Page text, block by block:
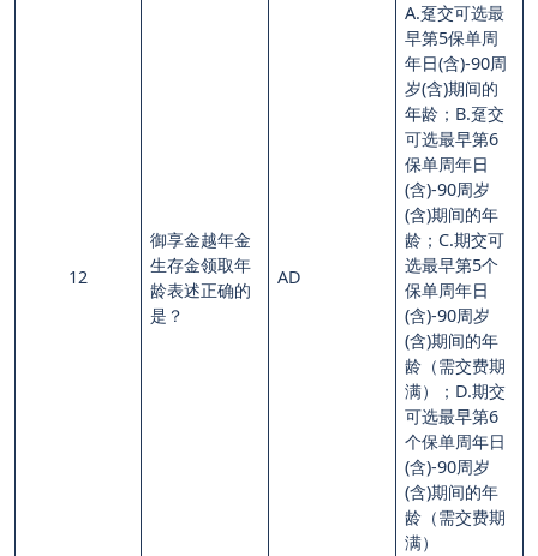
12
御享金越年金
生存金领取年
龄表述正确的
是？
AD
A.趸交可选最
早第5保单周
年日(含)-90周
岁(含)期间的
年龄；B.趸交
可选最早第6
保单周年日
(含)-90周岁
(含)期间的年
龄；C.期交可
选最早第5个
保单周年日
(含)-90周岁
(含)期间的年
龄（需交费期
满）；D.期交
可选最早第6
个保单周年日
(含)-90周岁
(含)期间的年
龄（需交费期
满）